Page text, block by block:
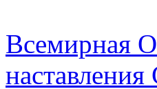
Всемирная